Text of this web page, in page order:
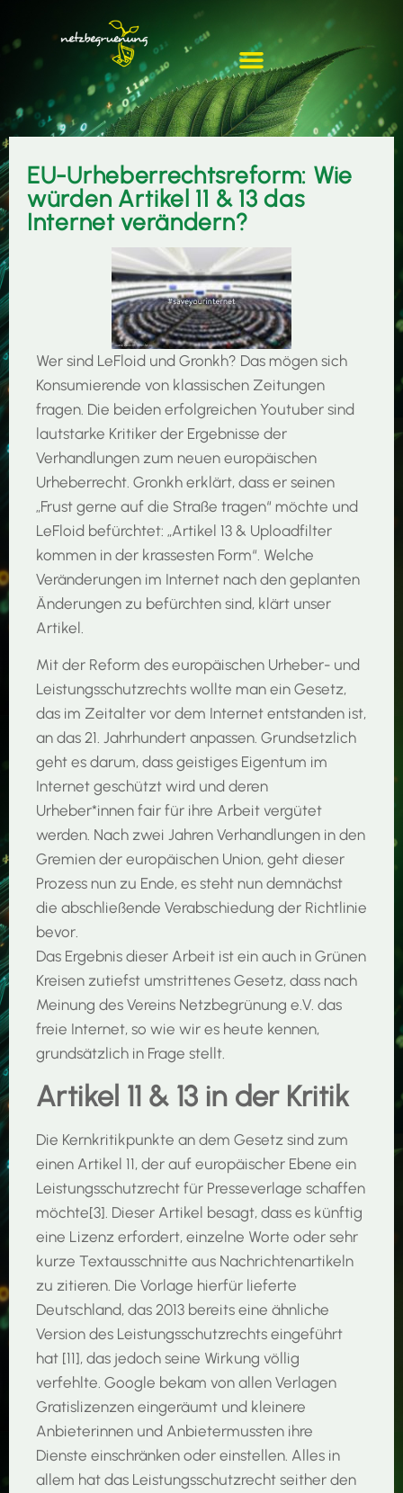
EU-Urheberrechtsreform: Wie
würden Artikel 11 & 13 das
Internet verändern?
Wer sind LeFloid und Gronkh? Das mögen sich
Konsumierende von klassischen Zeitungen
fragen. Die beiden erfolgreichen Youtuber sind
lautstarke Kritiker der Ergebnisse der
Verhandlungen zum neuen europäischen
Urheberrecht. Gronkh erklärt, dass er seinen
„Frust gerne auf die Straße tragen“ möchte und
LeFloid befürchtet: „Artikel 13 & Uploadfilter
kommen in der krassesten Form“. Welche
Veränderungen im Internet nach den geplanten
Änderungen zu befürchten sind, klärt unser
Artikel.
Mit der Reform des europäischen Urheber- und
Leistungsschutzrechts wollte man ein Gesetz,
das im Zeitalter vor dem Internet entstanden ist,
an das 21. Jahrhundert anpassen. Grundsetzlich
geht es darum, dass geistiges Eigentum im
Internet geschützt wird und deren
Urheber*innen fair für ihre Arbeit vergütet
werden. Nach zwei Jahren Verhandlungen in den
Gremien der europäischen Union, geht dieser
Prozess nun zu Ende, es steht nun demnächst
die abschließende Verabschiedung der Richtlinie
bevor.
Das Ergebnis dieser Arbeit ist ein auch in Grünen
Kreisen zutiefst umstrittenes Gesetz, dass nach
Meinung des Vereins Netzbegrünung e.V. das
freie Internet, so wie wir es heute kennen,
grundsätzlich in Frage stellt.
Artikel 11 & 13 in der Kritik
Die Kernkritikpunkte an dem Gesetz sind zum
einen Artikel 11, der auf europäischer Ebene ein
Leistungsschutzrecht für Presseverlage schaffen
möchte[3]. Dieser Artikel besagt, dass es künftig
eine Lizenz erfordert, einzelne Worte oder sehr
kurze Textausschnitte aus Nachrichtenartikeln
zu zitieren. Die Vorlage hierfür lieferte
Deutschland, das 2013 bereits eine ähnliche
Version des Leistungsschutzrechts eingeführt
hat [11], das jedoch seine Wirkung völlig
verfehlte. Google bekam von allen Verlagen
Gratislizenzen eingeräumt und kleinere
Anbieterinnen und Anbietermussten ihre
Dienste einschränken oder einstellen. Alles in
allem hat das Leistungsschutzrecht seither den